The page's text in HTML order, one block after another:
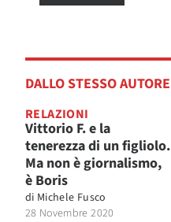
DALLO STESSO AUTORE
RELAZIONI
Vittorio F. e la
tenerezza di un figliolo.
Ma non è giornalismo,
è Boris
di Michele Fusco
28 Novembre 2020